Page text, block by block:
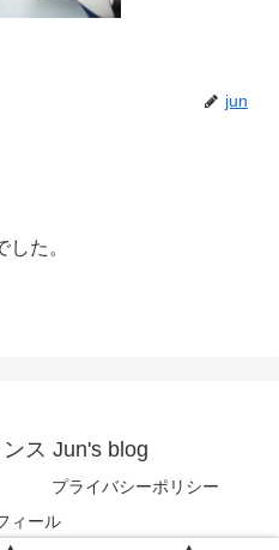
jun
た。
ス Jun's blog
プライバシーポリシー
ィール